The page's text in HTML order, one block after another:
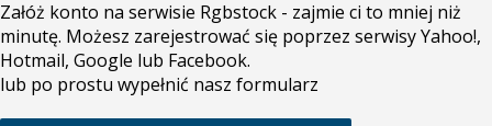
Załóż konto na serwisie Rgbstock - zajmie ci to mniej niż
minutę. Możesz zarejestrować się poprzez serwisy Yahoo!,
Hotmail, Google lub Facebook.
lub po prostu wypełnić nasz formularz